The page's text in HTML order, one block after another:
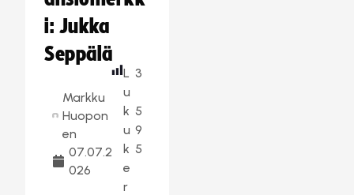
i: Jukka
Seppälä
Markku
Huopon
en
07.07.2
026
L
u
k
u
k
e
r
3
5
9
5